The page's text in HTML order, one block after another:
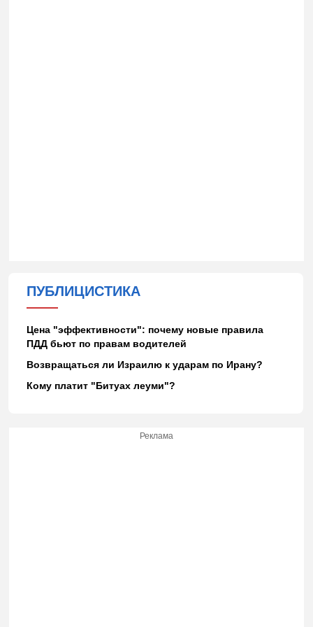
ПУБЛИЦИСТИКА
Цена "эффективности": почему новые правила
ПДД бьют по правам водителей
Возвращаться ли Израилю к ударам по Ирану?
Кому платит "Битуах леуми"?
Реклама